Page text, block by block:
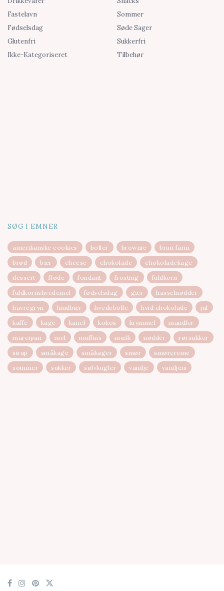
Fastelavn
Fødselsdag
Glutenfri
Ikke-Kategoriseret
Sommer
Søde Sager
Sukkerfri
Tilbehør
SØG I EMNER
amerikanske cookies boller brownie
brun farin
brød
bær cheese chokolade
chokoladekage
dessert
fløde fondant frosting
fuldkorn
fuldkornshvedemel
fødselsdag gær
hasselnødder
havregryn
hindbær hvedebolle hvid chokolade
jul
kaffe
kage kanel kokos krymmel
mandler
marcipan
mel muffins mælk nødder
rørsukker
sirup
småkage småkager smør
smørcreme
sommer
sukker sølvkugler vanilje vaniljeis